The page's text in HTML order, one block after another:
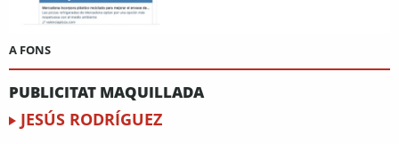
A FONS
PUBLICITAT MAQUILLADA
JESÚS RODRÍGUEZ